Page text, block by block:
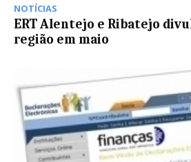
NOTÍCIAS
ERT Alentejo e Ribatejo
região em maio